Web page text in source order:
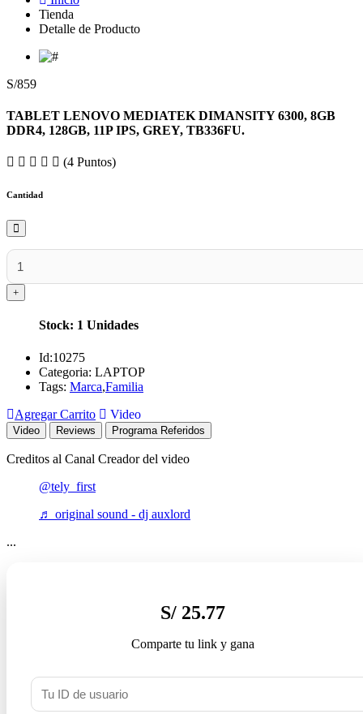
Tienda
Detalle de Producto
S/859
TABLET LENOVO MEDIATEK DIMANSITY 6300, 8GB
DDR4, 128GB, 11P IPS, GREY, TB336FU.
(4 Puntos)
Cantidad
Stock: 1 Unidades
Id:10275
Categoria: LAPTOP
Tags: Marca,Familia
Agregar Carrito
Video
Video Reviews Programa Referidos
Creditos al Canal Creador del video
@tely_first
♬ original sound - dj auxlord
...
S/ 25.77
Comparte tu link y gana